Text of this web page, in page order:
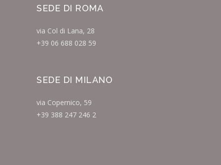
SEDE DI ROMA
via Col di Lana, 28
+39 06 688 028 59
SEDE DI MILANO
via Copernico, 59
+39 388 247 246 2